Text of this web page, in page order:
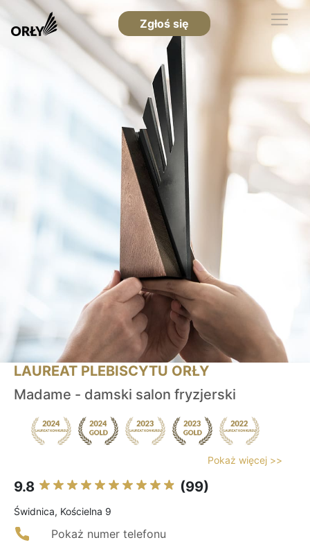
Zgłoś się
LAUREAT PLEBISCYTU ORŁY
Madame - damski salon fryzjerski
Pokaż więcej >>
9.8 (99)
Świdnica, Kościelna 9
Pokaż numer telefonu